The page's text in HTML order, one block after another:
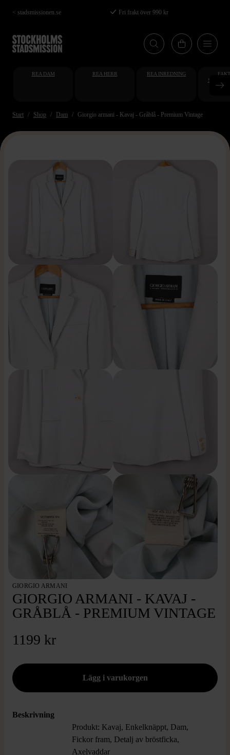
Hoppa
till
huvudinnehåll
< stadsmissionen.se Fri frakt över 990 kr
REA DAM REA HERR REA INREDNING
Start Shop Dam Giorgio armani - Kavaj - Gråblå - Premium Vintage
GIORGIO ARMANI
GIORGIO ARMANI - KAVAJ -
GRÅBLÅ - PREMIUM VINTAGE
1199 kr
Beskrivning
Produkt: Kavaj, Enkelknäppt, Dam,
Fickor fram, Detalj av bröstficka,
Axelvaddar